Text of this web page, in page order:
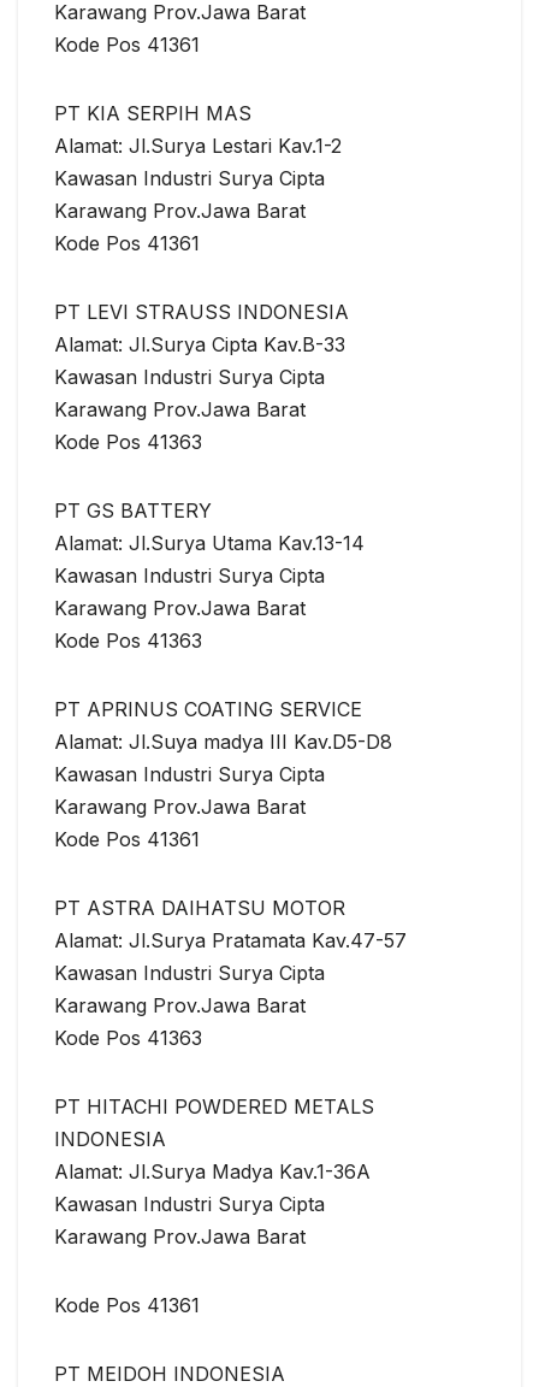
Karawang Prov.Jawa Barat
Kode Pos 41361
PT KIA SERPIH MAS
Alamat: Jl.Surya Lestari Kav.1-2
Kawasan Industri Surya Cipta
Karawang Prov.Jawa Barat
Kode Pos 41361
PT LEVI STRAUSS INDONESIA
Alamat: Jl.Surya Cipta Kav.B-33
Kawasan Industri Surya Cipta
Karawang Prov.Jawa Barat
Kode Pos 41363
PT GS BATTERY
Alamat: Jl.Surya Utama Kav.13-14
Kawasan Industri Surya Cipta
Karawang Prov.Jawa Barat
Kode Pos 41363
PT APRINUS COATING SERVICE
Alamat: Jl.Suya madya III Kav.D5-D8
Kawasan Industri Surya Cipta
Karawang Prov.Jawa Barat
Kode Pos 41361
PT ASTRA DAIHATSU MOTOR
Alamat: Jl.Surya Pratamata Kav.47-57
Kawasan Industri Surya Cipta
Karawang Prov.Jawa Barat
Kode Pos 41363
PT HITACHI POWDERED METALS
INDONESIA
Alamat: Jl.Surya Madya Kav.1-36A
Kawasan Industri Surya Cipta
Karawang Prov.Jawa Barat
Kode Pos 41361
PT MEIDOH INDONESIA